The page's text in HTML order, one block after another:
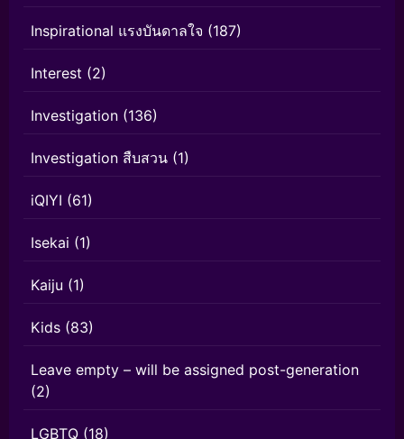
Inspirational แรงบันดาลใจ (187)
Interest (2)
Investigation (136)
Investigation สืบสวน (1)
iQIYI (61)
Isekai (1)
Kaiju (1)
Kids (83)
Leave empty – will be assigned post-generation
(2)
LGBTQ (18)